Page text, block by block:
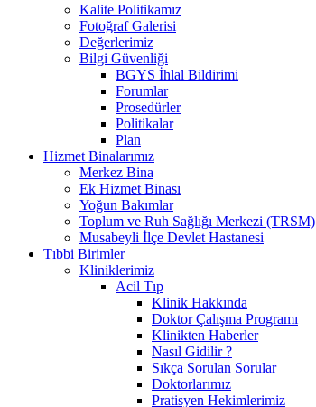
Kalite Politikamız
Fotoğraf Galerisi
Değerlerimiz
Bilgi Güvenliği
BGYS İhlal Bildirimi
Forumlar
Prosedürler
Politikalar
Plan
Hizmet Binalarımız
Merkez Bina
Ek Hizmet Binası
Yoğun Bakımlar
Toplum ve Ruh Sağlığı Merkezi (TRSM)
Musabeyli İlçe Devlet Hastanesi
Tıbbi Birimler
Kliniklerimiz
Acil Tıp
Klinik Hakkında
Doktor Çalışma Programı
Klinikten Haberler
Nasıl Gidilir ?
Sıkça Sorulan Sorular
Doktorlarımız
Pratisyen Hekimlerimiz